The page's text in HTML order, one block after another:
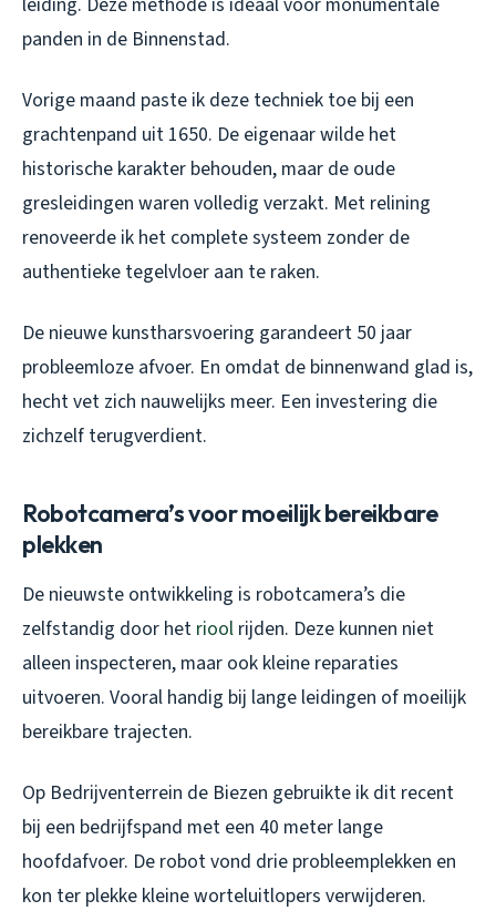
panden in de Binnenstad.
Vorige maand paste ik deze techniek toe bij een
grachtenpand uit 1650. De eigenaar wilde het
historische karakter behouden, maar de oude
gresleidingen waren volledig verzakt. Met relining
renoveerde ik het complete systeem zonder de
authentieke tegelvloer aan te raken.
De nieuwe kunstharsvoering garandeert 50 jaar
probleemloze afvoer. En omdat de binnenwand glad is,
hecht vet zich nauwelijks meer. Een investering die
zichzelf terugverdient.
Robotcamera’s voor moeilijk bereikbare
plekken
De nieuwste ontwikkeling is robotcamera’s die
zelfstandig door het riool rijden. Deze kunnen niet
alleen inspecteren, maar ook kleine reparaties
uitvoeren. Vooral handig bij lange leidingen of moeilijk
bereikbare trajecten.
Op Bedrijventerrein de Biezen gebruikte ik dit recent
bij een bedrijfspand met een 40 meter lange
hoofdafvoer. De robot vond drie probleemplekken en
kon ter plekke kleine worteluitlopers verwijderen.